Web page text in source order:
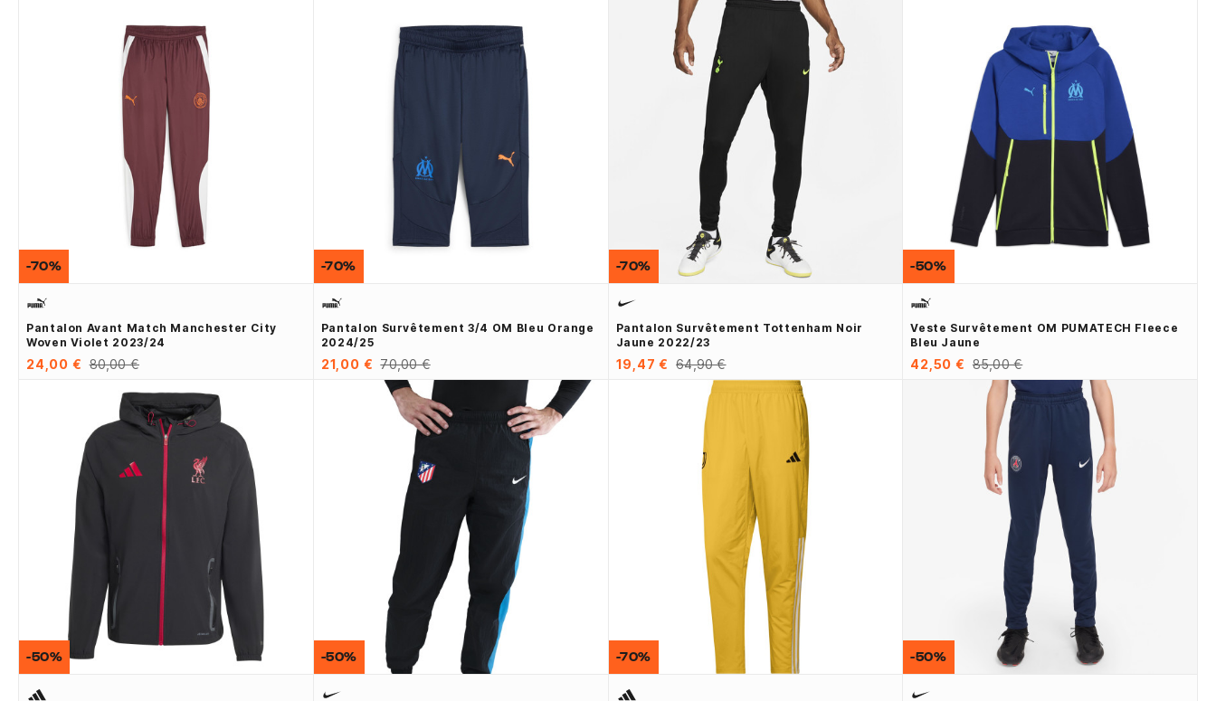
Pantalon Avant Match Manchester City
Woven Violet 2023/24
24,00 € 80,00 €
-70%
Pantalon Survêtement 3/4 OM Bleu Orange
2024/25
21,00 € 70,00 €
-70%
Pantalon Survêtement Tottenham Noir
Jaune 2022/23
19,47 € 64,90 €
-70%
Veste Survêtement OM PUMATECH Fleece
Bleu Jaune
42,50 € 85,00 €
-50%
-50% -50% -70% -50%